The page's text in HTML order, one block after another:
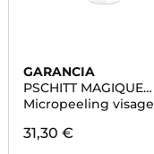
GARANCIA
PSCHITT MAGIQUE
NOUVELLE PEAU
Micropeeling visage
31,30 €